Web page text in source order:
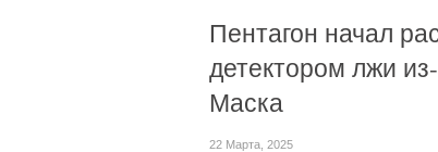
Пентагон начал
детектором лжи
Маска
22 Марта, 2025